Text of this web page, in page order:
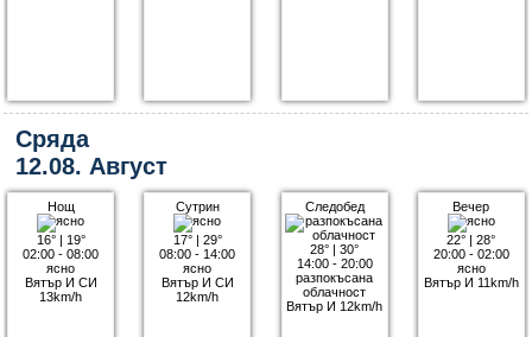
Сряда
12.08. Август
Нощ
16°| 19°
02:00 - 08:00
ясно
Вятър И СИ
13km/h
Сутрин
17°| 29°
08:00 - 14:00
ясно
Вятър И СИ
12km/h
Следобед
28° |30°
14:00 - 20:00
разпокъсана
облачност
Вятър И 12km/h
Вечер
22° |28°
20:00 - 02:00
ясно
Вятър И 11km/h